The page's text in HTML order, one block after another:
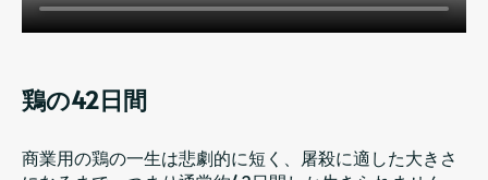
鶏の42日間
商業用の鶏の一生は悲劇的に短く、屠殺に適した大きさ